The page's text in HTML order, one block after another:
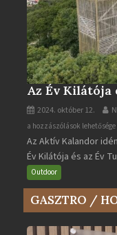
Az Év Kilátója
2024. október 12.
Az
Év
Kilátója
és
az
Év
bejegyzéshez
a hozzászólások
Az Aktív Kalandor
Év Kilátója és az Év
Outdoor
GASZTRO /